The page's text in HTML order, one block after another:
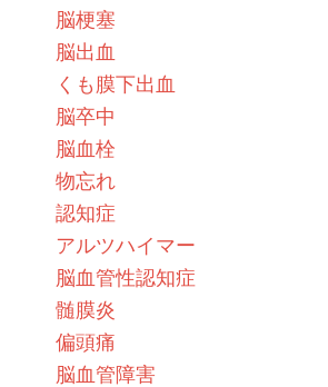
脳梗塞
脳出血
くも膜下出血
脳卒中
脳血栓
物忘れ
認知症
アルツハイマー
脳血管性認知症
髄膜炎
偏頭痛
脳血管障害